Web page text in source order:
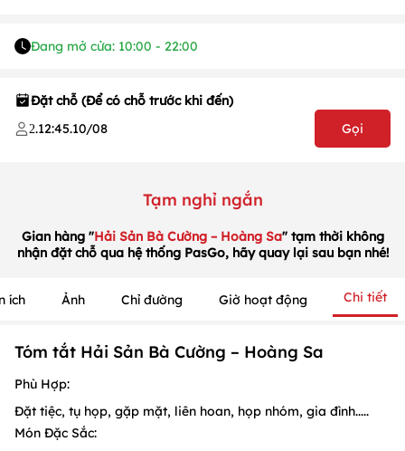
Đang mở cửa: 10:00 - 22:00
Đặt chỗ (Để có chỗ trước khi đến)
2.12:45.10/08 Gọi
Tạm nghỉ ngắn
Gian hàng "Hải Sản Bà Cường – Hoàng Sa" tạm thời không
nhận đặt chỗ qua hệ thống PasGo, hãy quay lại sau bạn nhé!
ích Ảnh Chỉ đường Giờ hoạt động Chi tiết
Tóm tắt Hải Sản Bà Cường – Hoàng Sa
Phù Hợp:
Đặt tiệc, tụ họp, gặp mặt, liên hoan, họp nhóm, gia đình.....
Món Đặc Sắc:
/1